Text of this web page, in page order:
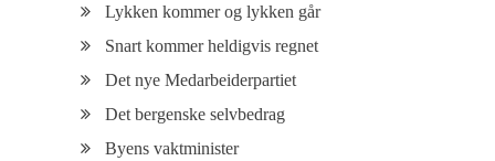
Lykken kommer og lykken går
Snart kommer heldigvis regnet
Det nye Medarbeiderpartiet
Det bergenske selvbedrag
Byens vaktminister